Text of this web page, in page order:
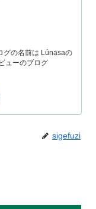
グの名前は Lúnasaの
ューのブログ
sigefuzi